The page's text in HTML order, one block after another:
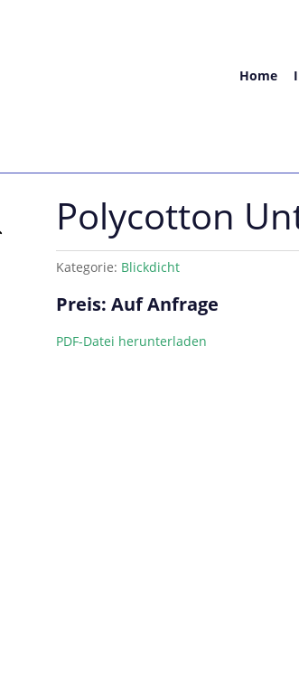
Home
Polycotton
Kategorie: Blickdicht
Preis: Auf Anfrage
PDF-Datei herunterladen